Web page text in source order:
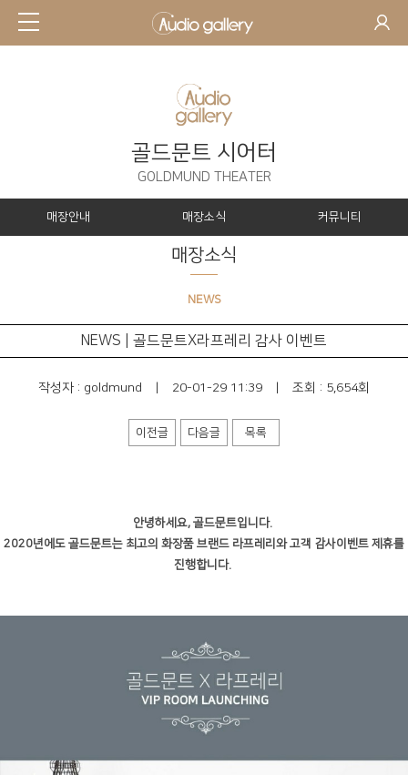
골드문트 시어터
GOLDMUND THEATER
매장안내 매장소식 커뮤니티
매장소식
NEWS
NEWS | 골드문트X라프레리 감사 이벤트
작성자 : goldmund 20-01-29 11:39 조회 : 5,654회
이전글 다음글 목록
안녕하세요, 골드문트입니다.
2020년에도 골드문트는 최고의 화장품 브랜드 라프레리와 고객 감사이벤트 제휴를
진행합니다.